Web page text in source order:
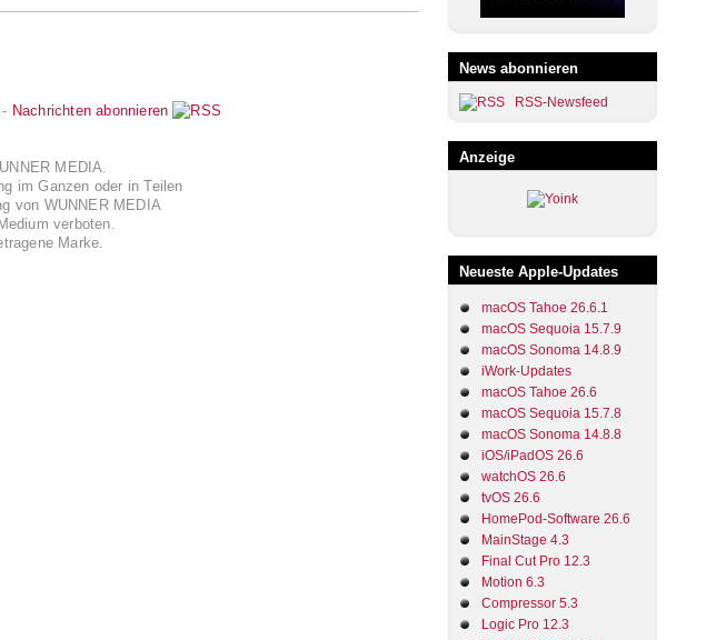
- Nachrichten abonnieren
MEDIA.
im Ganzen oder in Teilen
von WUNNER MEDIA
verboten.
Marke.
News abonnieren
RSS-Newsfeed
Anzeige
Neueste Apple-Updates
macOS Tahoe 26.6.1
macOS Sequoia 15.7.9
macOS Sonoma 14.8.9
iWork-Updates
macOS Tahoe 26.6
macOS Sequoia 15.7.8
macOS Sonoma 14.8.8
iOS/iPadOS 26.6
watchOS 26.6
tvOS 26.6
HomePod-Software 26.6
MainStage 4.3
Final Cut Pro 12.3
Motion 6.3
Compressor 5.3
Logic Pro 12.3